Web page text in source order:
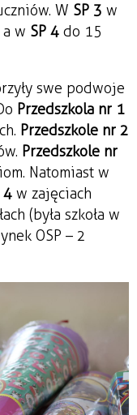
W SP 3 w
w SP 4 do 15
swe podwoje
Przedszkola nr 1
Przedszkole nr 2
Przedszkole nr
Natomiast w
4 w zajęciach
(była szkoła w
OSP – 2